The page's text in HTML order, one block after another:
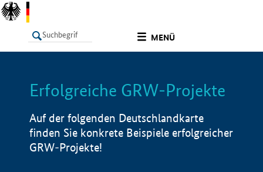
MENÜ
LISTE Info
Erfolgreiche GRW-Projekte
Auf der folgenden Deutschlandkarte
finden Sie konkrete Beispiele erfolgreicher
GRW-Projekte!